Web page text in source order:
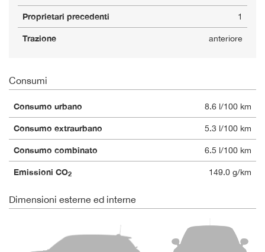
Proprietari precedenti 1
Trazione anteriore
Consumi
Consumo urbano 8.6 l/100 km
Consumo extraurbano 5.3 l/100 km
Consumo combinato 6.5 l/100 km
Emissioni CO2 149.0 g/km
Dimensioni esterne ed interne